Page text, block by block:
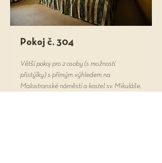
Pokoj č. 304
Větší pokoj pro 2 osoby (s možností
přistýlky) s přímým výhledem na
Malostranské náměstí a kostel sv. Mikuláše.